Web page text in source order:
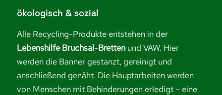
ökologisch & sozial
Alle Recycling-Produkte entstehen in der
Lebenshilfe Bruchsal-Bretten und VAW. Hier
werden die Banner gestanzt, gereinigt und
anschließend genäht. Die Hauptarbeiten werden
von Menschen mit Behinderungen erledigt – eine